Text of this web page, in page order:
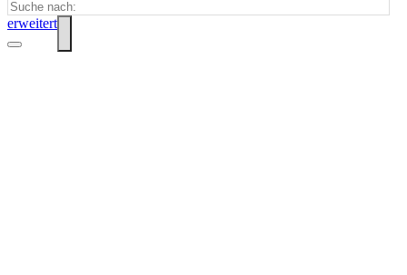
erweitert